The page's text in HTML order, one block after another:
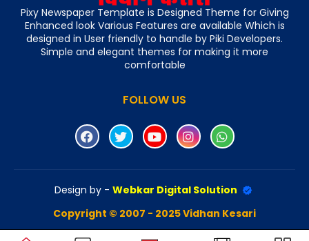
Pixy Newspaper Template is Designed Theme for Giving
Enhanced look Various Features are available Which is
designed in User friendly to handle by Piki Developers.
Simple and elegant themes for making it more
comfortable
FOLLOW US
Design by - Webkar Digital Solution
Copyright © 2007 - 2025 Vidhan Kesari